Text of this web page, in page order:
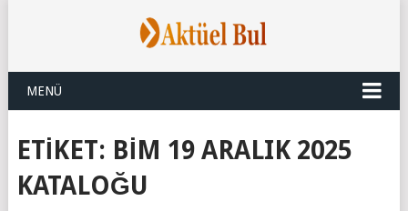
MENÜ
ETIKET: BIM 19 ARALIK 2025
KATALOĞU